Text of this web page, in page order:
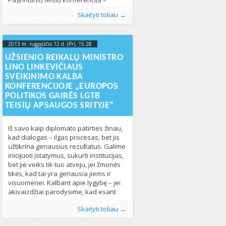
aukšto lygio metinis renginys,
organizuojamas Europos Sąjungos
bendradarbiaujant su ES Tarybai
pirmininkaujančia Lietuva. Šių metų
konferencijos tema ˗ „Kova su
neapykantos nusikaltimais Europos
Sąjungoje“. Į šį renginį susirinks
daugiau negu 300 Europos Sąjungos ir
nacionalinio lygmens politikų ir
praktikų, ES institucijų
Skaityti toliau →
Publikavo:Aliona, LGL
Kategorijos:Lietuvoje,Naujienos253
Žymos:Europos Sąjunga,Europos Sąjungos
Taryba,konferencija,pagrindiniu teisiu
2013 m. rugpjūčio 12 d. (Pr), 15:28
12T15:36:05+00:00
UŽSIENIO REIKALŲ MINISTRO
LINO LINKEVIČIAUS
SVEIKINIMO KALBA
KONFERENCIJOJE „EUROPOS
POLITIKOS GAIRĖS LGTB
TEISIŲ APSAUGOS SRITYJE“
Iš savo kaip diplomato patirties žinau,
kad dialogas – ilgas procesas, bet jis
užtikrina geriausius rezultatus. Galime
inicijuoti įstatymus, sukurti institucijas,
bet jie veiks tik tuo atveju, jei žmonės
tikės, kad tai yra geriausia jiems ir
visuomenei. Kalbant apie lygybę – jei
akivaizdžiai parodysime, kad esant
lygioms galimybėms laimi visi. Esu
tikras, kad visi norime Skaityti toliau →
Publikavo:Aliona, LGL
Kategorijos:Lietuvoje,Naujienos253
Žymos:Baltic Pride,kalba,konferencija,
Linkevičius465